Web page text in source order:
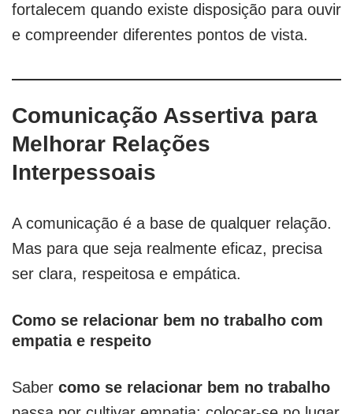
fortalecem quando existe disposição para ouvir
e compreender diferentes pontos de vista.
Comunicação Assertiva para
Melhorar Relações
Interpessoais
A comunicação é a base de qualquer relação.
Mas para que seja realmente eficaz, precisa
ser clara, respeitosa e empática.
Como se relacionar bem no trabalho com
empatia e respeito
Saber como se relacionar bem no trabalho